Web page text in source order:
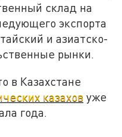
склад на
экспорта
и азиатско-
рынки.
в Казахстане
казахов уже
года.